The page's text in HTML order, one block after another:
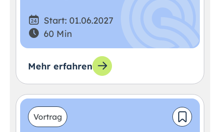
Start: 01.06.2027
60 Min
Mehr erfahren
Vortrag